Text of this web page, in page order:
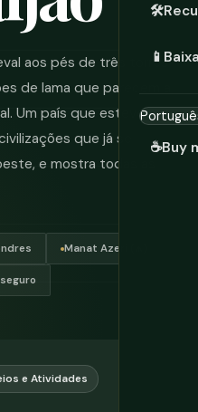
🛠️
📱
☕Buy
aos pés de três torres
de lama que parecem a
Um país que esteve na
que já se
e mostra todas as
Manat Azeri (₼)
e Atividades